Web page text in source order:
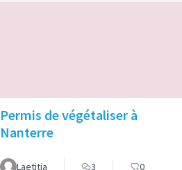
Permis de végétaliser à
Nanterre
Laetitia 3 0